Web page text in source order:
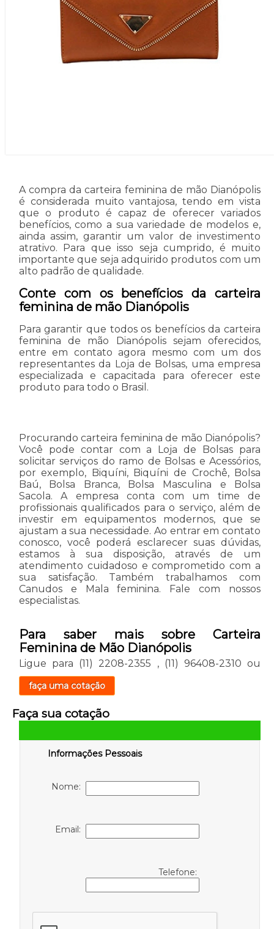
A compra da carteira feminina de mão Dianópolis
é considerada muito vantajosa, tendo em vista
que o produto é capaz de oferecer variados
benefícios, como a sua variedade de modelos e,
ainda assim, garantir um valor de investimento
atrativo. Para que isso seja cumprido, é muito
importante que seja adquirido produtos com um
alto padrão de qualidade.
Conte com os benefícios da carteira
feminina de mão Dianópolis
Para garantir que todos os benefícios da carteira
feminina de mão Dianópolis sejam oferecidos,
entre em contato agora mesmo com um dos
representantes da Loja de Bolsas, uma empresa
especializada e capacitada para oferecer este
produto para todo o Brasil.
Procurando carteira feminina de mão Dianópolis?
Você pode contar com a Loja de Bolsas para
solicitar serviços do ramo de Bolsas e Acessórios,
por exemplo, Biquíni, Biquíni de Crochê, Bolsa
Baú, Bolsa Branca, Bolsa Masculina e Bolsa
Sacola. A empresa conta com um time de
profissionais qualificados para o serviço, além de
investir em equipamentos modernos, que se
ajustam a sua necessidade. Ao entrar em contato
conosco, você poderá esclarecer suas dúvidas,
estamos à sua disposição, através de um
atendimento cuidadoso e comprometido com a
sua satisfação. Também trabalhamos com
Canudos e Mala feminina. Fale com nossos
especialistas.
Para saber mais sobre Carteira
Feminina de Mão Dianópolis
Ligue para (11) 2208-2355 , (11) 96408-2310 ou
faça uma cotação
Faça sua cotação
Informações Pessoais
Nome:
Email:
Telefone: